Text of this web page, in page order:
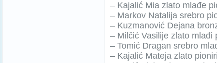
– Kajalić Mia zlato mlađe
– Markov Natalija srebro
– Kuzmanović Dejana
– Milčić Vasilije zlato mlađi
– Tomić Dragan srebro
– Kajalić Mateja zlato